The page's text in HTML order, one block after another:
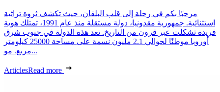
مرحبًا بكم في رحلة إلى قلب البلقان، حيث تكشف ثروة تراثية
استثنائية. جمهورية مقدونيا، دولة مستقلة منذ عام 1991، تمتلك هوية
فريدة تشكلت عبر قرون من التاريخ. تعد هذه الدولة في جنوب شرق
أوروبا موطنًا لحوالي 2.1 مليون نسمة على مساحة 25000 كيلومتر
مربع. مو...
ArticlesRead more